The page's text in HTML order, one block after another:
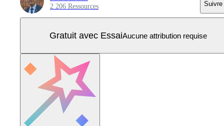
2 206 Ressources Suivre
Gratuit avec EssaiAucune attribution requise